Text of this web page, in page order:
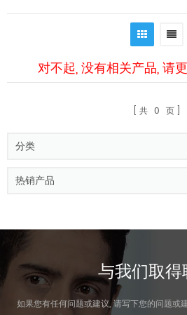
对不起, 没有相关产品, 请
共 0 页
分类
热销产品
与我们取
如果您有任何问题或建议, 请写下您的问题或